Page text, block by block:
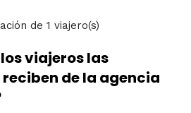
de 1 viajero(s)
viajeros las
de la agencia